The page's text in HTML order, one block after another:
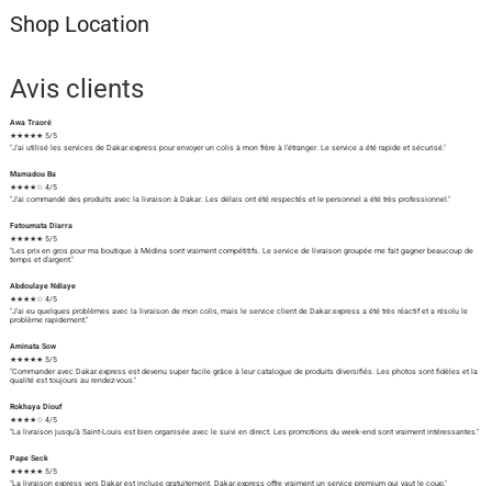
Shop Location
Avis clients
Awa Traoré
★★★★★ 5/5
"J'ai utilisé les services de Dakar.express pour envoyer un colis à mon frère à l'étranger. Le service a été rapide et sécurisé."
Mamadou Ba
★★★★☆ 4/5
"J'ai commandé des produits avec la livraison à Dakar. Les délais ont été respectés et le personnel a été très professionnel."
Fatoumata Diarra
★★★★★ 5/5
"Les prix en gros pour ma boutique à Médina sont vraiment compétitifs. Le service de livraison groupée me fait gagner beaucoup de
temps et d'argent."
Abdoulaye Ndiaye
★★★★☆ 4/5
"J'ai eu quelques problèmes avec la livraison de mon colis, mais le service client de Dakar.express a été très réactif et a résolu le
problème rapidement."
Aminata Sow
★★★★★ 5/5
"Commander avec Dakar.express est devenu super facile grâce à leur catalogue de produits diversifiés. Les photos sont fidèles et la
qualité est toujours au rendez-vous."
Rokhaya Diouf
★★★★☆ 4/5
"La livraison jusqu'à Saint-Louis est bien organisée avec le suivi en direct. Les promotions du week-end sont vraiment intéressantes."
Pape Seck
★★★★★ 5/5
"La livraison express vers Dakar est incluse gratuitement. Dakar.express offre vraiment un service premium qui vaut le coup."